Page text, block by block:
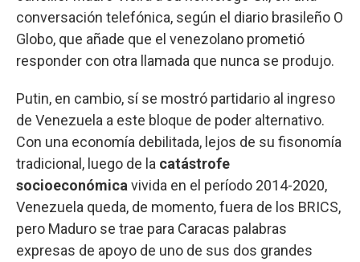
conversación telefónica, según el diario brasileño O
Globo, que añade que el venezolano prometió
responder con otra llamada que nunca se produjo.
Putin, en cambio, sí se mostró partidario al ingreso
de Venezuela a este bloque de poder alternativo.
Con una economía debilitada, lejos de su fisonomía
tradicional, luego de la catástrofe
socioeconómica vivida en el período 2014-2020,
Venezuela queda, de momento, fuera de los BRICS,
pero Maduro se trae para Caracas palabras
expresas de apoyo de uno de sus dos grandes